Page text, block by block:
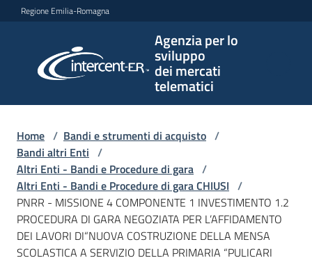
Vai al contenuto
Vai alla navigazione
Vai al footer
Regione Emilia-Romagna
Agenzia per lo
sviluppo
dei mercati
telematici
per lo
sviluppo
telematici
L'Agenzia
Bandi
Home / Bandi e strumenti di acquisto /
Bandi altri Enti /
Altri Enti - Bandi e Procedure di gara /
Altri Enti - Bandi e Procedure di gara CHIUSI /
PNRR - MISSIONE 4 COMPONENTE 1 INVESTIMENTO 1.2
PROCEDURA DI GARA NEGOZIATA PER L’AFFIDAMENTO
DEI LAVORI DI“NUOVA COSTRUZIONE DELLA MENSA
SCOLASTICA A SERVIZIO DELLA PRIMARIA “PULICARI